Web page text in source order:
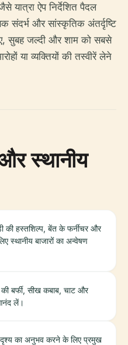
ऐप निर्देशित पैदल
संदर्भ और सांस्कृतिक अंतर्दृष्टि
सुबह जल्दी और शाम को सबसे
या व्यक्तियों की तस्वीरें लेने
स्थानीय
की हस्तशिल्प, बेंत के फर्नीचर और
स्थानीय बाजारों का अन्वेषण
की बर्फी, सीख कबाब, चाट और
लें।
का अनुभव करने के लिए प्रमुख